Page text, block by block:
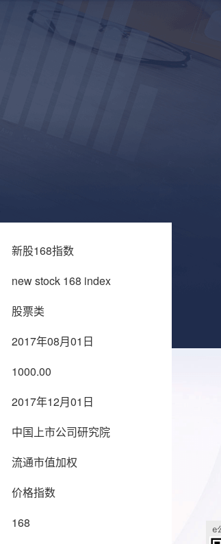
新股168指数
new stock 168 index
股票类
2017年08月01日
1000.00
2017年12月01日
中国上市公司研究院
流通市值加权
价格指数
168